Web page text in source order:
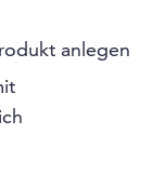
anlegen